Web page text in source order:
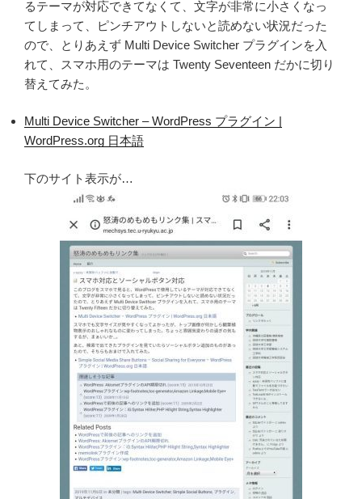
るテーマが対応できてなくて、文字が非常に小さくなっ
てしまって、ピンチアウトしないと読めない状況だった
ので、とりあえず Multi Device Switcher プラグインを入
れて、スマホ用のテーマは Twenty Seventeen だかに切り
替えてみた。
Multi Device Switcher – WordPress プラグイン |
WordPress.org 日本語
下のサイト表示が…